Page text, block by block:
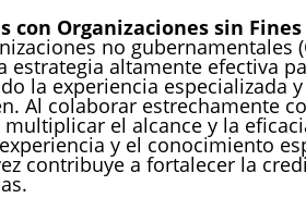
con Organizaciones sin Fines
no gubernamentales
estrategia altamente efectiva
la experiencia especializada
Al colaborar estrechamente
el alcance y la
y el conocimiento
contribuye a fortalecer la